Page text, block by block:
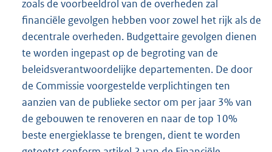
zoals de voorbeeldrol van de overheden zal
financiële gevolgen hebben voor zowel het rijk als de
decentrale overheden. Budgettaire gevolgen dienen
te worden ingepast op de begroting van de
beleidsverantwoordelijke departementen. De door
de Commissie voorgestelde verplichtingen ten
aanzien van de publieke sector om per jaar 3% van
de gebouwen te renoveren en naar de top 10%
beste energieklasse te brengen, dient te worden